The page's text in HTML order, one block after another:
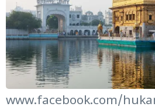
www.facebook.com/